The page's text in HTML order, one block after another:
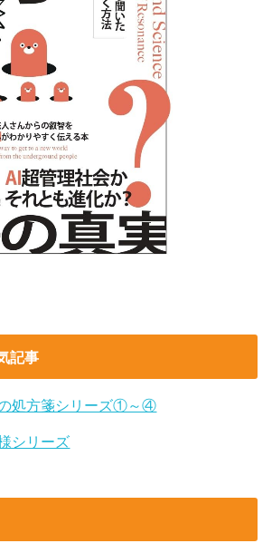
記事
の処方箋シリーズ①～④
シリーズ